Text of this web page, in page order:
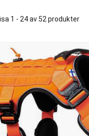
1 - 24 av 52 produkter